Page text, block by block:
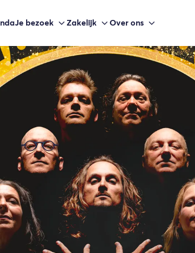
Je bezoek Zakelijk Over ons